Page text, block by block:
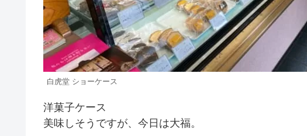
白虎堂 ショーケース
洋菓子ケース
美味しそうですが、今日は大福。